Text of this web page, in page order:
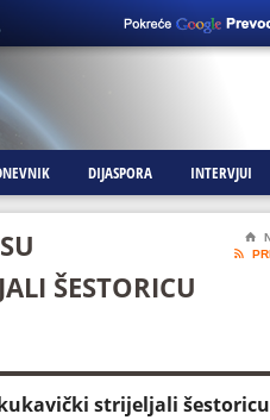
DIJASPORA INTERVJUI
ŠESTORICU
⌂

kukavički strijeljali